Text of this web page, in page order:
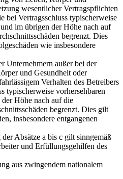
wesentlicher Vertragspflichten
bei Vertragsschluss typischerweise
im übrigen der Höhe nach auf
begrenzt. Dies
wie insbesondere
Unternehmern außer bei der
und Gesundheit oder
Verhalten des Betreibers
typischerweise vorhersehbaren
Höhe nach auf die
begrenzt. Dies gilt
insbesondere entgangenen
Absätze a bis c gilt sinngemäß
und Erfüllungsgehilfen des
aus zwingendem nationalem